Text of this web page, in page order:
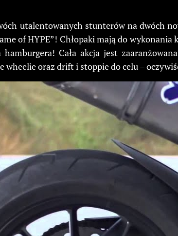
utalentowanych stunterów na dwóch
of HYPE”! Chłopaki mają do
hamburgera! Cała akcja jest
wheelie oraz drift i stoppie do celu –